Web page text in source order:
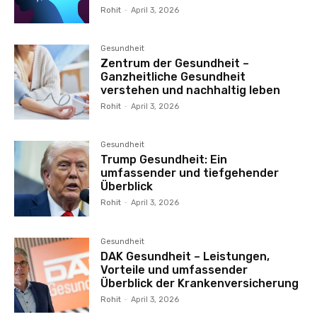
Rohit - April 3, 2026
Gesundheit
Zentrum der Gesundheit –
Ganzheitliche Gesundheit
verstehen und nachhaltig leben
Rohit - April 3, 2026
Gesundheit
Trump Gesundheit: Ein
umfassender und tiefgehender
Überblick
Rohit - April 3, 2026
Gesundheit
DAK Gesundheit – Leistungen,
Vorteile und umfassender
Überblick der Krankenversicherung
Rohit - April 3, 2026